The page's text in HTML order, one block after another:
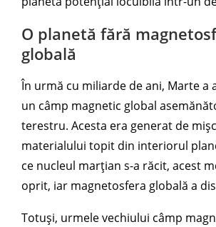
O planetă fără
globală
În urmă cu miliarde de ani, Marte a
un câmp magnetic global
terestru. Acesta era generat de
materialului topit din interiorul
ce nucleul marțian s-a răcit, acest
oprit, iar magnetosfera globală a
Totuși, urmele vechiului câmp